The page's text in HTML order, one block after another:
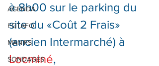
AGENDA
FGTAFO
MANIFS
SONDAGES
à 8h00 sur le parking du
site du «Coût 2 Frais»
(ancien Intermarché) à
Locminé,